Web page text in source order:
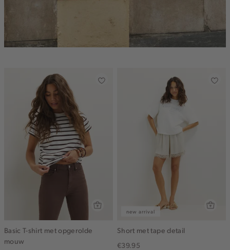
Basic T-shirt met opgerolde
mouw
new arrival
Short met tape detail
€39.95